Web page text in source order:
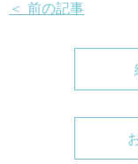
＜ 前の記事